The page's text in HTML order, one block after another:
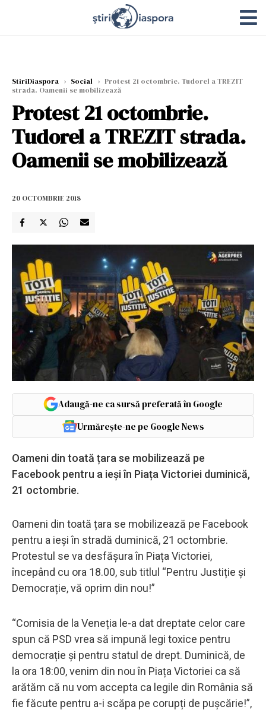
StiriDiaspora › Social › Protest 21 octombrie. Tudorel a TREZIT
strada. Oamenii se mobilizează
Protest 21 octombrie.
Tudorel a TREZIT strada.
Oamenii se mobilizează
20 OCTOMBRIE 2018
Adaugă-ne ca sursă preferată în Google
Urmărește-ne pe Google News
Oameni din toată țara se mobilizează pe
Facebook pentru a ieși în Piața Victoriei duminică,
21 octombrie.
Oameni din toată țara se mobilizează pe Facebook
pentru a ieși în stradă duminică, 21 octombrie.
Protestul se va desfășura în Piața Victoriei,
începând cu ora 18.00, sub titlul “Pentru Justiție și
Democrație, vă oprim din nou!”
“Comisia de la Veneția le-a dat dreptate celor care
spun că PSD vrea să impună legi toxice pentru
democrație și pentru statul de drept. Duminică, de
la ora 18:00, venim din nou în Piața Victoriei ca să
arătăm că nu vom accepta ca legile din România să
fie făcute pentru a-i scăpa pe corupți de pușcărie!”,